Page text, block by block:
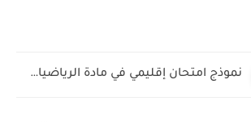
نموذج امتحان إقليمي في مادة الرياضيات للمستوى السادس ابتدائي...